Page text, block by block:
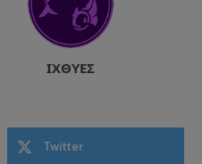
ΙΧΘΎΕΣ
Twitter